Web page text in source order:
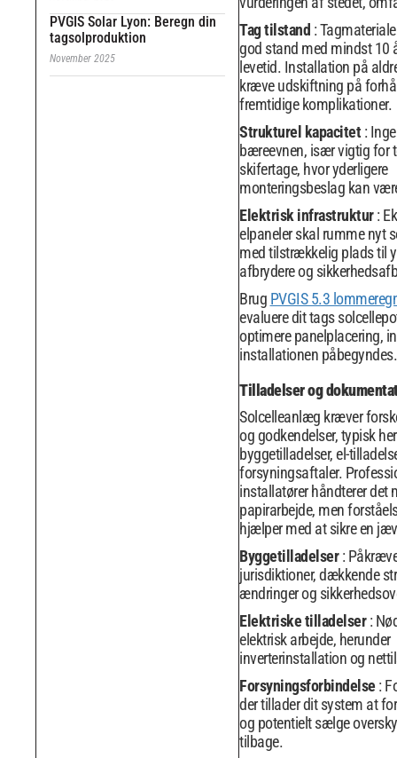
PVGIS Solar Lyon: Beregn din
tagsolproduktion
November 2025
Tag tilstand :
god stand med mindst 10
levetid. Installation på
kræve udskiftning på
fremtidige komplikationer.
Strukturel kapacitet :
bæreevnen, især vigtig for
skifertage, hvor yderligere
monteringsbeslag kan
Elektrisk infrastruktur:
elpaneler skal rumme nyt
med tilstrækkelig plads til
afbrydere og
Brug PVGIS 5.3
evaluere dit tags
optimere panelplacering,
installationen påbegyndes.
Tilladelser og
Solcelleanlæg kræver
og godkendelser, typisk
byggetilladelser, el-
forsyningsaftaler.
installatører håndterer det
papirarbejde, men
hjælper med at sikre en
Byggetilladelser:
jurisdiktioner, dækkende
ændringer og
Elektriske tilladelser:
elektrisk arbejde, herunder
inverterinstallation og
Forsyningsforbindelse :
der tillader dit system at
og potentielt sælge
tilbage.